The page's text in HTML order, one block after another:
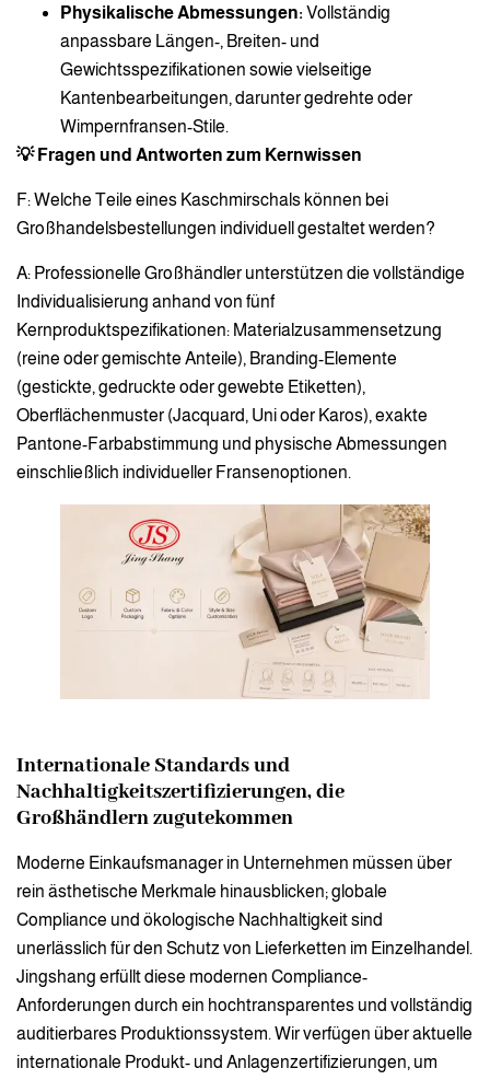
Physikalische Abmessungen: Vollständig
anpassbare Längen-, Breiten- und
Gewichtsspezifikationen sowie vielseitige
Kantenbearbeitungen, darunter gedrehte oder
Wimpernfransen-Stile.
💡 Fragen und Antworten zum Kernwissen
F: Welche Teile eines Kaschmirschals können bei
Großhandelsbestellungen individuell gestaltet werden?
A: Professionelle Großhändler unterstützen die vollständige
Individualisierung anhand von fünf
Kernproduktspezifikationen: Materialzusammensetzung
(reine oder gemischte Anteile), Branding-Elemente
(gestickte, gedruckte oder gewebte Etiketten),
Oberflächenmuster (Jacquard, Uni oder Karos), exakte
Pantone-Farbabstimmung und physische Abmessungen
einschließlich individueller Fransenoptionen.
Internationale Standards und
Nachhaltigkeitszertifizierungen, die
Großhändlern zugutekommen
Moderne Einkaufsmanager in Unternehmen müssen über
rein ästhetische Merkmale hinausblicken; globale
Compliance und ökologische Nachhaltigkeit sind
unerlässlich für den Schutz von Lieferketten im Einzelhandel.
Jingshang erfüllt diese modernen Compliance-
Anforderungen durch ein hochtransparentes und vollständig
auditierbares Produktionssystem. Wir verfügen über aktuelle
internationale Produkt- und Anlagenzertifizierungen, um